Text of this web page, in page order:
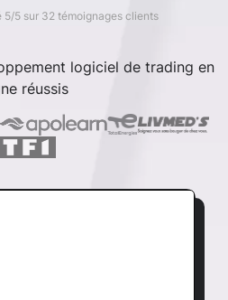
5/5 sur 32 témoignages clients
logiciel de trading en
réussis